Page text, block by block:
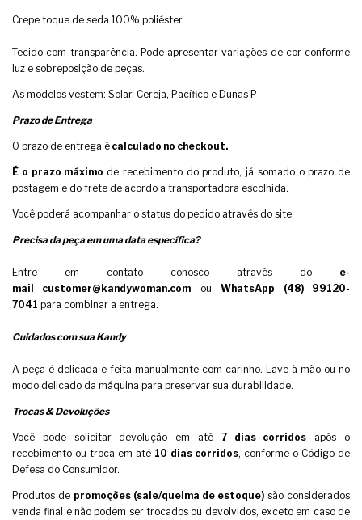
Crepe toque de seda 100% poliéster.
Tecido com transparência. Pode apresentar variações de cor conforme
luz e sobreposição de peças.
As modelos vestem: Solar, Cereja, Pacífico e Dunas P
Prazo de Entrega
O prazo de entrega é calculado no checkout.
É o prazo máximo de recebimento do produto, já somado o prazo de
postagem e do frete de acordo a transportadora escolhida.
Você poderá acompanhar o status do pedido através do site.
Precisa da peça em uma data específica?
Entre em contato conosco através do e-
mail customer@kandywoman.com ouWhatsApp (48) 99120-
7041 para combinar a entrega.
Cuidados com sua Kandy
A peça é delicada e feita manualmente com carinho. Lave à mão ou no
modo delicado da máquina para preservar sua durabilidade.
Trocas & Devoluções
Você pode solicitar devolução em até 7 dias corridos após o
recebimento ou troca em até 10 dias corridos, conforme o Código de
Defesa do Consumidor.
Produtos de promoções (sale/queima de estoque) são considerados
venda final e não podem ser trocados ou devolvidos, exceto em caso de